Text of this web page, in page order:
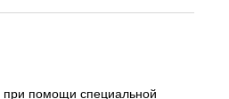
при помощи специальной